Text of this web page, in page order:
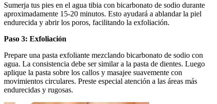
Sumerja tus pies en el agua tibia con bicarbonato de sodio durante
aproximadamente 15-20 minutos. Esto ayudará a ablandar la piel
endurecida y abrir los poros, facilitando la exfoliación.
Paso 3: Exfoliación
Prepare una pasta exfoliante mezclando bicarbonato de sodio con
agua. La consistencia debe ser similar a la pasta de dientes. Luego
aplique la pasta sobre los callos y masajee suavemente con
movimientos circulares. Preste especial atención a las áreas más
endurecidas y rugosas.